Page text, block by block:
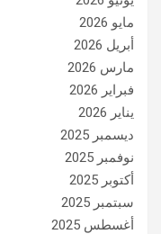
مايو 2026
أبريل 2026
مارس 2026
فبراير 2026
يناير 2026
ديسمبر 2025
نوفمبر 2025
أكتوبر 2025
سبتمبر 2025
أغسطس 2025